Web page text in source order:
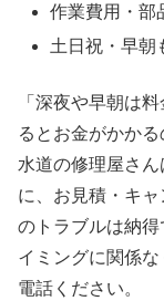
作業費用・部
土日祝・早朝
「深夜や早朝は
るとお金がかか
水道の修理屋さ
に、お見積・キ
のトラブルは納
イミングに関係
電話ください。